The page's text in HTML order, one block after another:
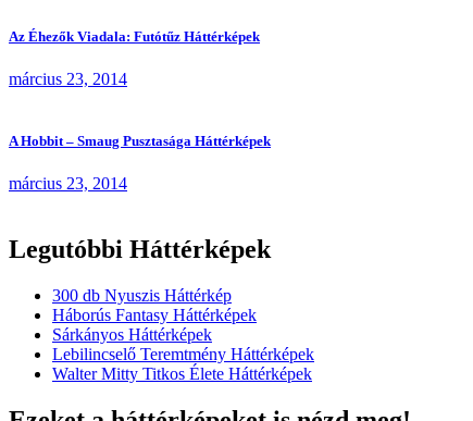
Az Éhezők Viadala: Futótűz Háttérképek
március 23, 2014
A Hobbit – Smaug Pusztasága Háttérképek
március 23, 2014
Legutóbbi Háttérképek
300 db Nyuszis Háttérkép
Háborús Fantasy Háttérképek
Sárkányos Háttérképek
Lebilincselő Teremtmény Háttérképek
Walter Mitty Titkos Élete Háttérképek